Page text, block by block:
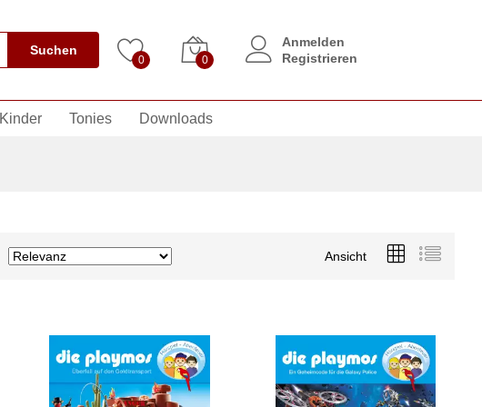
Suchen
0 0
Anmelden
Registrieren
Kinder Tonies Downloads
Ansicht